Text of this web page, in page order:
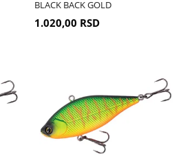
BLACK BACK GOLD
1.020,00 RSD